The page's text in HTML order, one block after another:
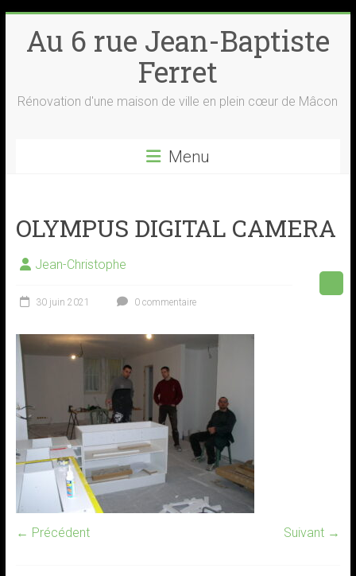
content
Au 6 rue Jean-Baptiste
Ferret
Rénovation d'une maison de ville en plein cœur de Mâcon
Menu
OLYMPUS DIGITAL CAMERA
Jean-Christophe
30 juin 2021 0 commentaire
← Précédent Suivant →